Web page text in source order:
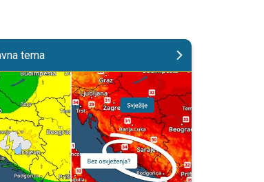
tema
i svuda. Lokalni pljuskovi. Ponovno toplije. . .